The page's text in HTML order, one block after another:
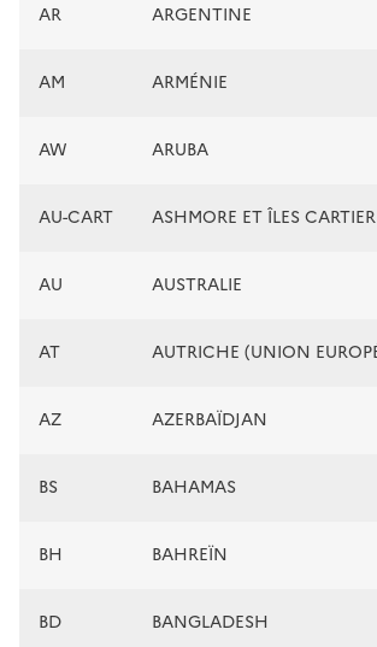
AR ARGENTINE
AM ARMÉNIE
AW ARUBA
AU-CART ASHMORE ET ÎLES
AU AUSTRALIE
AT AUTRICHE (UNION
AZ AZERBAÏDJAN
BS BAHAMAS
BH BAHREÏN
BD BANGLADESH